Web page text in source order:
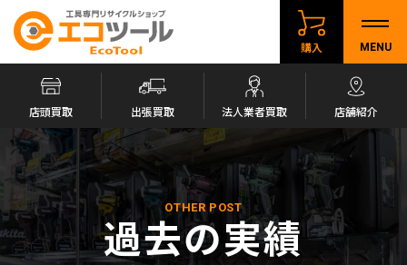
購入 MENU
店頭買取 出張買取 法人業者買取 店舗紹介
OTHER POST
過去の実績